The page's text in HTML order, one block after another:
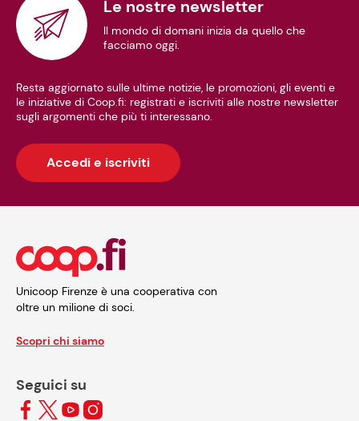
PRODOTTI NON ALIMENTARI
PARAFARMACIA
REPARTI PARTICOLARI
CANTINETTA BIRRE
MANGIAMI SUBITO! PROD PROSSIMI SCADENZA SCONTATI
CANTINETTA VINI
PRODOTTI LOCALI E TOSCANI
COOPVOCE
CORNER OTTICA
CONTANTI
MAESTRO
BANCOMAT
SOCIAL CARD
Le nostre newsletter
Il mondo di domani inizia da quello che
facciamo oggi.
Resta aggiornato sulle ultime notizie, le promozioni, gli eventi e
le iniziative di Coop.fi: registrati e iscriviti alle nostre newsletter
sugli argomenti che più ti interessano.
Accedi e iscriviti
Unicoop Firenze è una cooperativa con
oltre un milione di soci.
Scopri chi siamo
Seguici su